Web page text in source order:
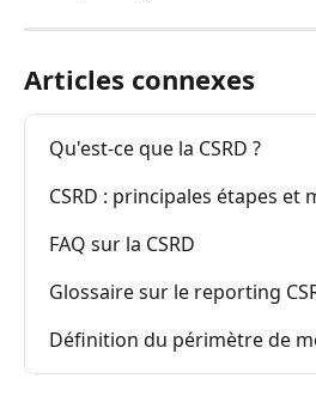
Articles connexes
Qu'est-ce que la CSRD ?
CSRD : principales étapes et
FAQ sur la CSRD
Glossaire sur le reporting
Définition du périmètre de